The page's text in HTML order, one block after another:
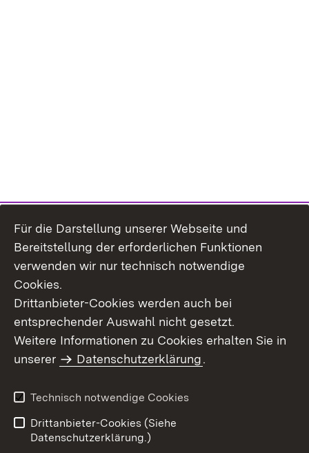
Benutzungshinweise
Erklärung zur
Für die Darstellung unserer Webseite und
Bereitstellung der erforderlichen Funktionen
verwenden wir nur technisch notwendige
Cookies.
Drittanbieter-Cookies werden auch bei
entsprechender Auswahl nicht gesetzt.
Weitere Informationen zu Cookies erhalten Sie in
unserer
Datenschutzerklärung.
Technisch notwendige Cookies
Drittanbieter-Cookies (Siehe
Datenschutzerklärung.)